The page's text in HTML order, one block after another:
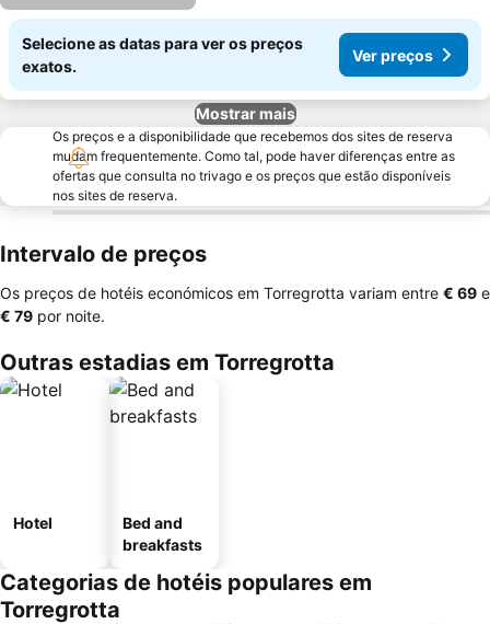
Selecione as datas para ver os preços
exatos.
Ver preços
Mostrar mais
Os preços e a disponibilidade que recebemos dos sites de reserva
mudam frequentemente. Como tal, pode haver diferenças entre as
ofertas que consulta no trivago e os preços que estão disponíveis
nos sites de reserva.
Intervalo de preços
Os preços de hotéis económicos em Torregrotta variam entre ‎€ 69 e
‎€ 79 por noite.
Outras estadias em Torregrotta
Hotel
Bed and
breakfasts
Categorias de hotéis populares em
Torregrotta